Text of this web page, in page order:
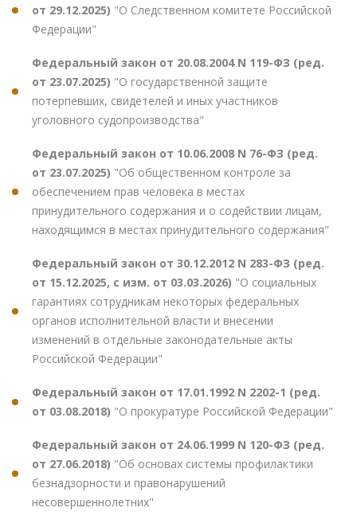
от 29.12.2025) "О Следственном комитете Российской
Федерации"
Федеральный закон от 20.08.2004 N 119-ФЗ (ред.
от 23.07.2025) "О государственной защите
потерпевших, свидетелей и иных участников
уголовного судопроизводства"
Федеральный закон от 10.06.2008 N 76-ФЗ (ред.
от 23.07.2025) "Об общественном контроле за
обеспечением прав человека в местах
принудительного содержания и о содействии лицам,
находящимся в местах принудительного содержания"
Федеральный закон от 30.12.2012 N 283-ФЗ (ред.
от 15.12.2025, с изм. от 03.03.2026) "О социальных
гарантиях сотрудникам некоторых федеральных
органов исполнительной власти и внесении
изменений в отдельные законодательные акты
Российской Федерации"
Федеральный закон от 17.01.1992 N 2202-1 (ред.
от 03.08.2018) "О прокуратуре Российской Федерации"
Федеральный закон от 24.06.1999 N 120-ФЗ (ред.
от 27.06.2018) "Об основах системы профилактики
безнадзорности и правонарушений
несовершеннолетних"